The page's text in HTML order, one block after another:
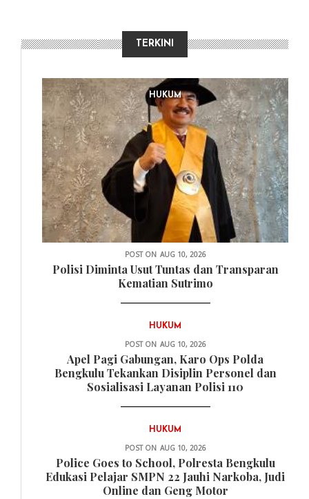
TERKINI
HUKUM
POST ON AUG 10, 2026
Polisi Diminta Usut Tuntas dan Transparan
Kematian Sutrimo
HUKUM
POST ON AUG 10, 2026
Apel Pagi Gabungan, Karo Ops Polda
Bengkulu Tekankan Disiplin Personel dan
Sosialisasi Layanan Polisi 110
HUKUM
POST ON AUG 10, 2026
Police Goes to School, Polresta Bengkulu
Edukasi Pelajar SMPN 22 Jauhi Narkoba, Judi
Online dan Geng Motor